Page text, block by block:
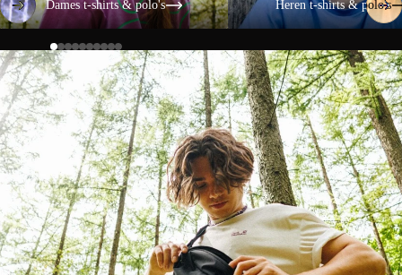
Dames t-shirts & polo's Heren t-shirts & polo's